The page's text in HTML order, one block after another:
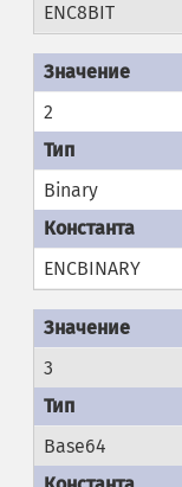
ENC8BIT
2
Binary
ENCBINARY
3
Base64